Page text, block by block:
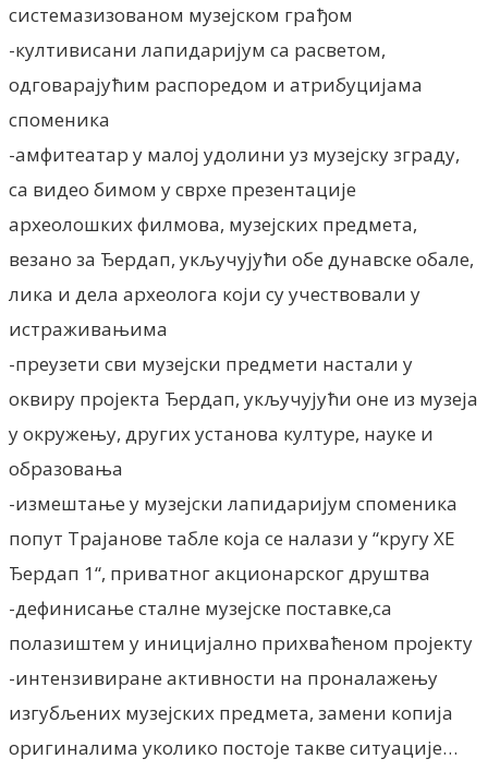
системазизованом музејском грађом
-култивисани лапидаријум са расветом,
одговарајућим распоредом и атрибуцијама
споменика
-амфитеатар у малој удолини уз музејску зграду,
са видео бимом у сврхе презентације
археолошких филмова, музејских предмета,
везано за Ђердап, укључујући обе дунавске обале,
лика и дела археолога који су учествовали у
истраживањима
-преузети сви музејски предмети настали у
оквиру пројекта Ђердап, укључујући оне из музеја
у окружењу, других установа културе, науке и
образовања
-измештање у музејски лапидаријум споменика
попут Трајанове табле која се налази у “кругу ХЕ
Ђердап 1“, приватног акционарског друштва
-дефинисање сталне музејске поставке,са
полазиштем у иницијално прихваћеном пројекту
-интензивиране активности на проналажењу
изгубљених музејских предмета, замени копија
оригиналима уколико постоје такве ситуације…